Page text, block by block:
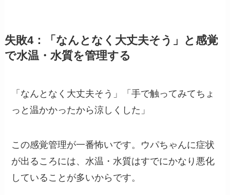
失敗4：「なんとなく大丈夫そう」と感覚
で水温・水質を管理する
「なんとなく大丈夫そう」「手で触ってみてちょ
っと温かかったから涼しくした」
この感覚管理が一番怖いです。ウパちゃんに症状
が出るころには、水温・水質はすでにかなり悪化
していることが多いからです。